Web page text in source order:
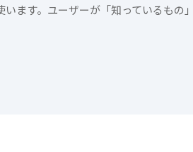
ます。ユーザーが「知っているもの